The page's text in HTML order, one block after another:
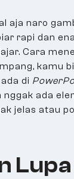
aja naro
rapi dan
Cara
kamu
di
nggak ada
jelas atau
Lupa